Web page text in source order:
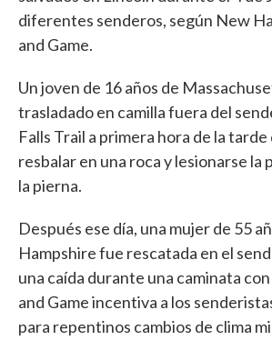
diferentes senderos, según New
and Game.
Un joven de 16 años de
trasladado en camilla fuera del
Falls Trail a primera hora de la tarde
resbalar en una roca y lesionarse
la pierna.
Después ese día, una mujer de 55
Hampshire fue rescatada en el
una caída durante una caminata
and Game incentiva a los
para repentinos cambios de clima